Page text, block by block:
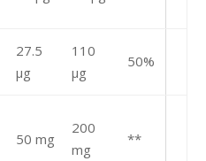
27.5
μg
110
μg
50%
50 mg
200
mg
**